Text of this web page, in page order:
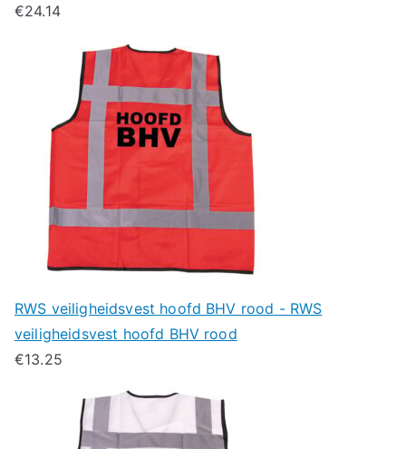
€24.14
RWS veiligheidsvest hoofd BHV rood - RWS
veiligheidsvest hoofd BHV rood
€13.25